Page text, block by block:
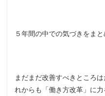
５年間の中での気づきをまと
まだまだ改善すべきところ
れからも「働き方改革」に力